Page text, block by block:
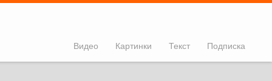
Видео Картинки Текст Подписка